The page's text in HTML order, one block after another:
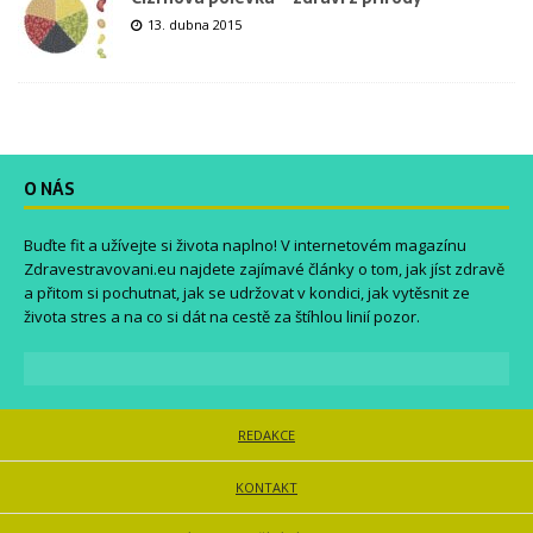
13. dubna 2015
O NÁS
Buďte fit a užívejte si života naplno! V internetovém magazínu
Zdravestravovani.eu najdete zajímavé články o tom, jak jíst zdravě
a přitom si pochutnat, jak se udržovat v kondici, jak vytěsnit ze
života stres a na co si dát na cestě za štíhlou linií pozor.
REDAKCE
KONTAKT